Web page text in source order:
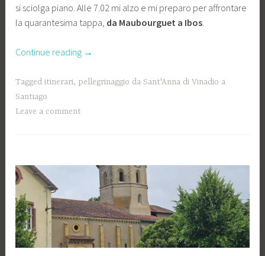
si sciolga piano. Alle 7.02 mi alzo e mi preparo per affrontare
la quarantesima tappa, da Maubourguet a Ibos
Continue reading “Il
del
→
Taggeditinerari, pellegrinaggio da Sant'Anna di Vinadio a
Santiago
Leave a comment